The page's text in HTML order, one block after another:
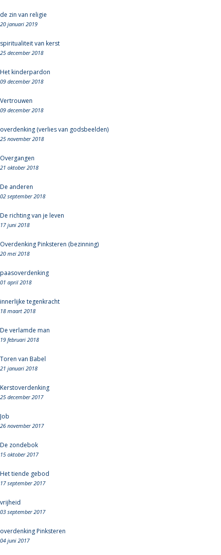
de zin van religie
20 januari 2019
spiritualiteit van kerst
25 december 2018
Het kinderpardon
09 december 2018
Vertrouwen
09 december 2018
overdenking (verlies van godsbeelden)
25 november 2018
Overgangen
21 oktober 2018
De anderen
02 september 2018
De richting van je leven
17 juni 2018
Overdenking Pinksteren (bezinning)
20 mei 2018
paasoverdenking
01 april 2018
innerlijke tegenkracht
18 maart 2018
De verlamde man
19 februari 2018
Toren van Babel
21 januari 2018
Kerstoverdenking
25 december 2017
Job
26 november 2017
De zondebok
15 oktober 2017
Het tiende gebod
17 september 2017
vrijheid
03 september 2017
overdenking Pinksteren
04 juni 2017